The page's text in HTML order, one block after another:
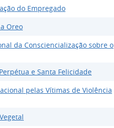
do Empregado
Oreo
da Consciencialização sobre o
e Santa Felicidade
pelas Vítimas de Violência